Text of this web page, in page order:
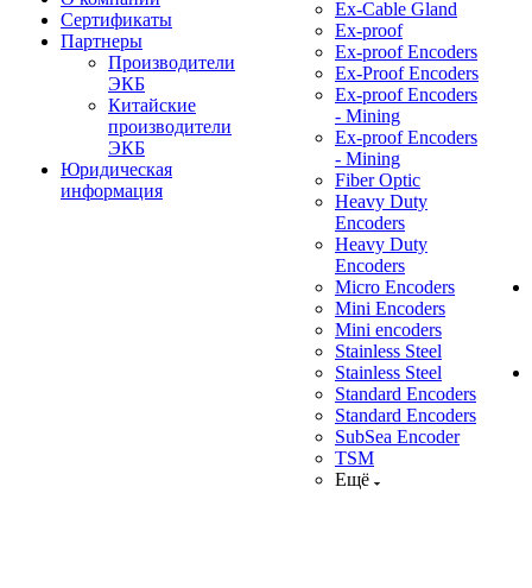
Сертификаты
Партнеры
Производители
ЭКБ
Китайские
производители
ЭКБ
Юридическая
информация
Ex-Cable Gland
Ex-proof
Ex-proof Encoders
Ex-Proof Encoders
Ex-proof Encoders
- Mining
Ex-proof Encoders
- Mining
Fiber Optic
Heavy Duty
Encoders
Heavy Duty
Encoders
Micro Encoders
Mini Encoders
Mini encoders
Stainless Steel
Stainless Steel
Standard Encoders
Standard Encoders
SubSea Encoder
TSM
Ещё